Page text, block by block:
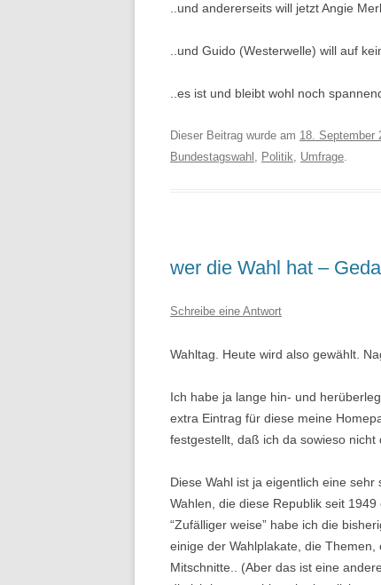
..und andererseits will jetzt Angie
..und Guido (Westerwelle) will auf
..es ist und bleibt wohl noch
Dieser Beitrag wurde am 18. September
Bundestagswahl , Politik, Umfrage.
wer die Wahl hat –
Schreibe eine Antwort
Wahltag. Heute wird also gewählt.
Ich habe ja lange hin- und
extra Eintrag für diese meine
festgestellt, daß ich da sowieso
Diese Wahl ist ja eigentlich eine
Wahlen, die diese Republik seit 1949
“Zufälliger weise” habe ich die
einige der Wahlplakate, die
Mitschnitte.. (Aber das ist eine